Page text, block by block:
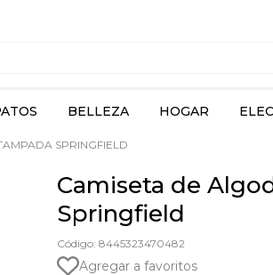
BELLEZA HOGAR
SPRINGFIELD
Camiseta de
Springfield
Código: 8445323470482
Agregar a favoritos